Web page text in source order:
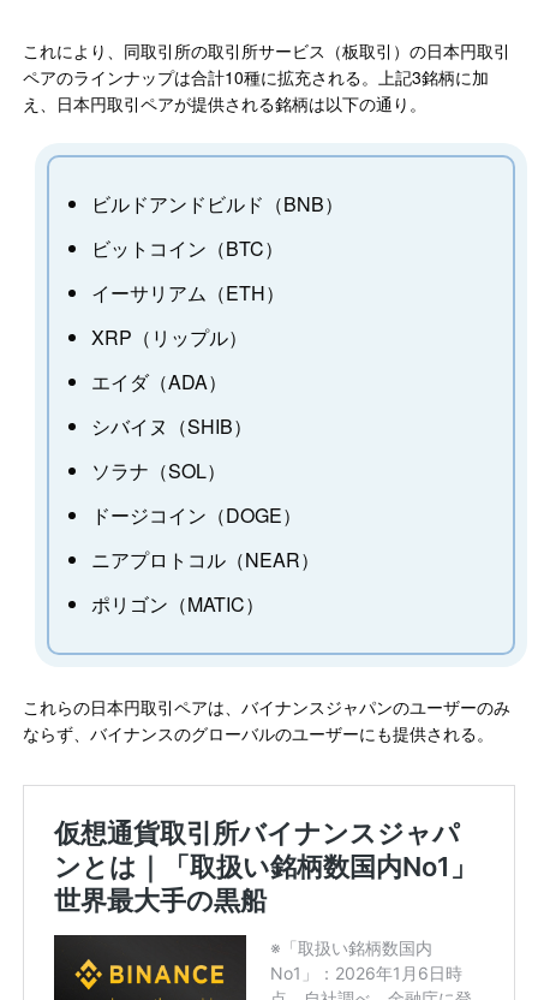
これにより、同取引所の取引所サービス（板取引）の日本円取引
ペアのラインナップは合計10種に拡充される。上記3銘柄に加
え、日本円取引ペアが提供される銘柄は以下の通り。
ビルドアンドビルド（BNB）
ビットコイン（BTC）
イーサリアム（ETH）
XRP（リップル）
エイダ（ADA）
シバイヌ（SHIB）
ソラナ（SOL）
ドージコイン（DOGE）
ニアプロトコル（NEAR）
ポリゴン（MATIC）
これらの日本円取引ペアは、バイナンスジャパンのユーザーのみ
ならず、バイナンスのグローバルのユーザーにも提供される。